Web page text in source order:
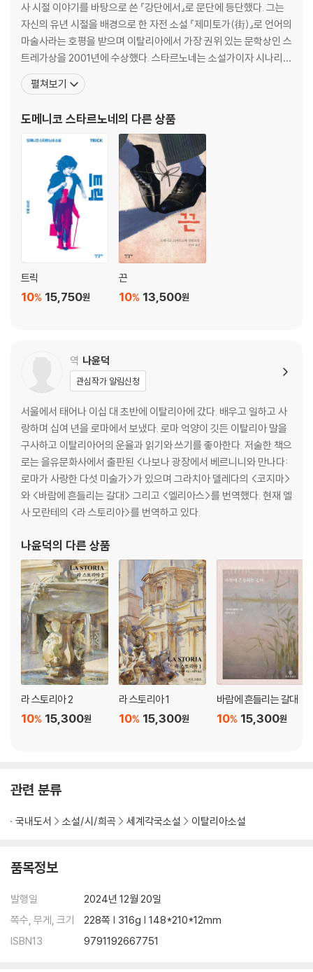
사 시절 이야기를 바탕으로 쓴 『강단에서』로 문단에 등단했다. 그는
자신의 유년 시절을 배경으로 한 자전 소설 『제미토가(街)』로 언어의
마술사라는 호평을 받으며 이탈리아에서 가장 권위 있는 문학상인 스
트레가상을 2001년에 수상했다. 스타르노네는 소설가이자 시나리오
작가이며 이탈리아 유명 주간지 『인테르나치오날레』지의 필진으로
도 활동하고 있다. 데뷔 이래 37년간 그는 여러 권의 소설과 서평집
그의 소설 『강단에서』와 『이』, 『끈』은 이탈리아에서
펼쳐보기
도메니코 스타르노네의 다른 상품
트릭
15,750원
10%
끈
13,500원
10%
역 나윤덕
관심작가 알림신청
서울에서 태어나 이십 대 초반에 이탈리아에 갔다. 배우고 일하고 사
랑하며 십여 년을 로마에서 보냈다. 로마 억양이 깃든 이탈리아 말을
구사하고 이탈리아어의 운율과 읽기와 쓰기를 좋아한다. 저술한 책으
로는 을유문화사에서 출판된 <나보나 광장에서 베르니니와 만나다:
로마가 사랑한 다섯 미술가>가 있으며 그라치아 델레다의 <코지마>
와 <바람에 흔들리는 갈대> 그리고 <엘리아스>를 번역했다. 현재 엘
사 모란테의 <라 스토리아>를 번역하고 있다.
나윤덕의 다른 상품
라 스토리아 2
15,300원
10%
라 스토리아 1
15,300원
10%
바람에 흔들리는 갈대
15,300원
10%
관련 분류
국내도서 소설/시/희곡 세계각국소설 이탈리아소설
품목정보
발행일
2024년 12월 20일
쪽수, 무게, 크기
228쪽 | 316g | 148*210*12mm
ISBN13
9791192667751